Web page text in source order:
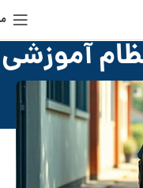
آموزشی